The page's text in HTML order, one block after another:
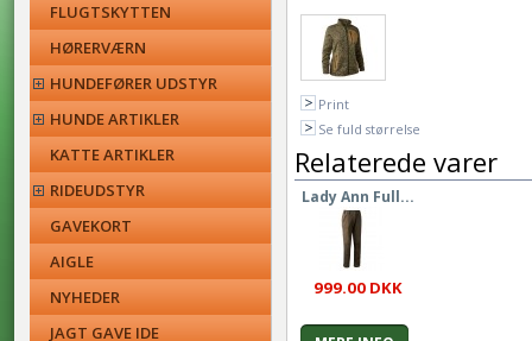
FLUGTSKYTTEN
HØRERVÆRN
HUNDEFØRER UDSTYR
HUNDE ARTIKLER
KATTE ARTIKLER
RIDEUDSTYR
GAVEKORT
AIGLE
NYHEDER
JAGT GAVE IDE
Print
Se fuld størrelse
Relaterede varer
Lady Ann Full...
999.00 DKK